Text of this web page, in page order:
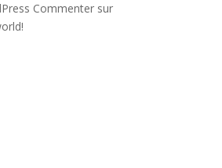
Commenter sur